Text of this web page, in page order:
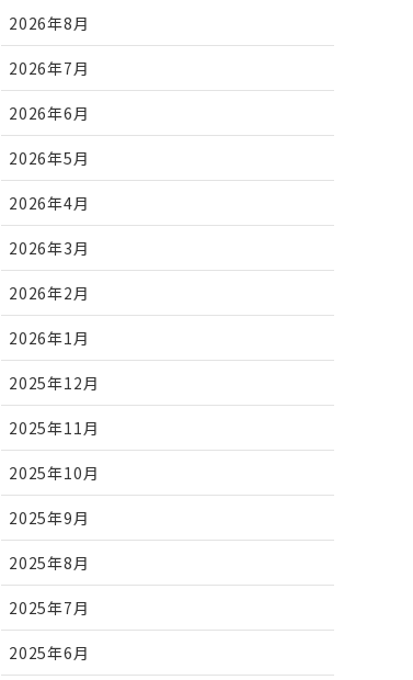
2026年8月
2026年7月
2026年6月
2026年5月
2026年4月
2026年3月
2026年2月
2026年1月
2025年12月
2025年11月
2025年10月
2025年9月
2025年8月
2025年7月
2025年6月